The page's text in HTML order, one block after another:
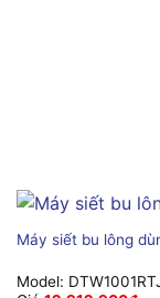
Máy siết bu lông
Model: